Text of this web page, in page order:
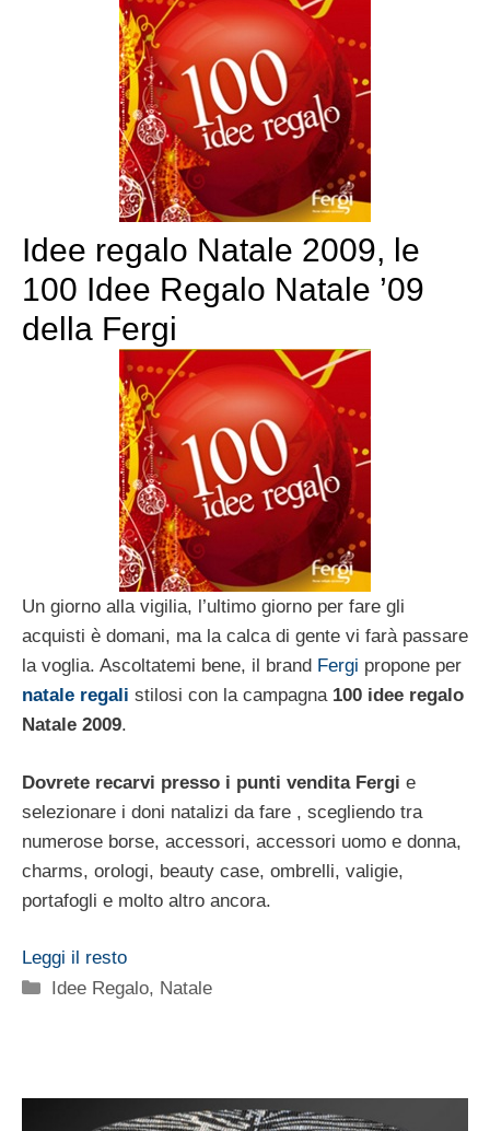
Idee regalo Natale 2009, le
100 Idee Regalo Natale ’09
della Fergi
Un giorno alla vigilia, l’ultimo giorno per fare gli
acquisti è domani, ma la calca di gente vi farà passare
la voglia. Ascoltatemi bene, il brand Fergi propone per
natale regali stilosi con la campagna 100 idee regalo
Natale 2009.
Dovrete recarvi presso i punti vendita Fergi e
selezionare i doni natalizi da fare , scegliendo tra
numerose borse, accessori, accessori uomo e donna,
charms, orologi, beauty case, ombrelli, valigie,
portafogli e molto altro ancora.
Leggi il resto
Categorie
Idee Regalo, Natale